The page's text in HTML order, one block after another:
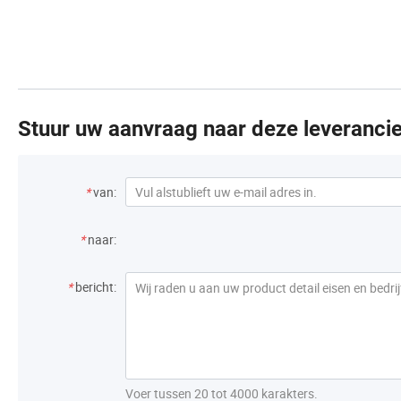
Stuur uw aanvraag naar deze
*van:
* naar:
* bericht:
Voer tussen 20 tot 4000 karakters.